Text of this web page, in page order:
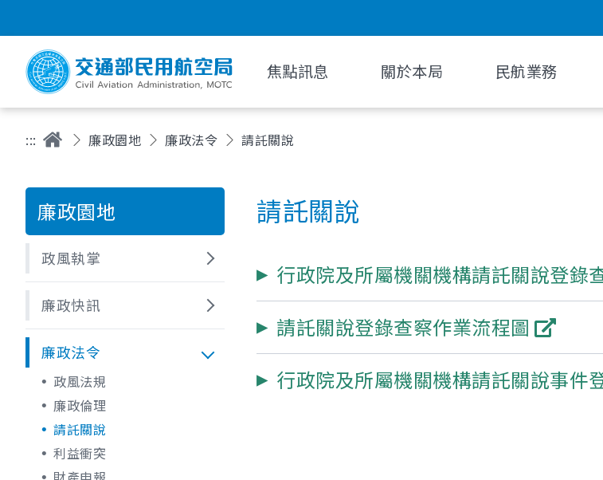
焦點訊息 關於本局 民航業務
::: 廉政園地 廉政法令 請託關說
廉政園地
政風執掌
廉政快訊
廉政法令
政風法規
廉政倫理
請託關說
利益衝突
請託關說
行政院及所屬機關機構請託關說登錄
請託關說登錄查察作業流程圖
行政院及所屬機關機構請託關說事件